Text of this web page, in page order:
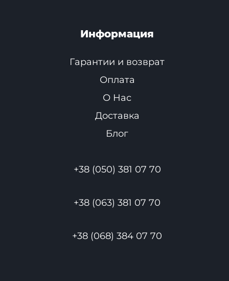
Информация
Гарантии и возврат
Оплата
О Нас
Доставка
Блог
+38 (050) 381 07 70
+38 (063) 381 07 70
+38 (068) 384 07 70